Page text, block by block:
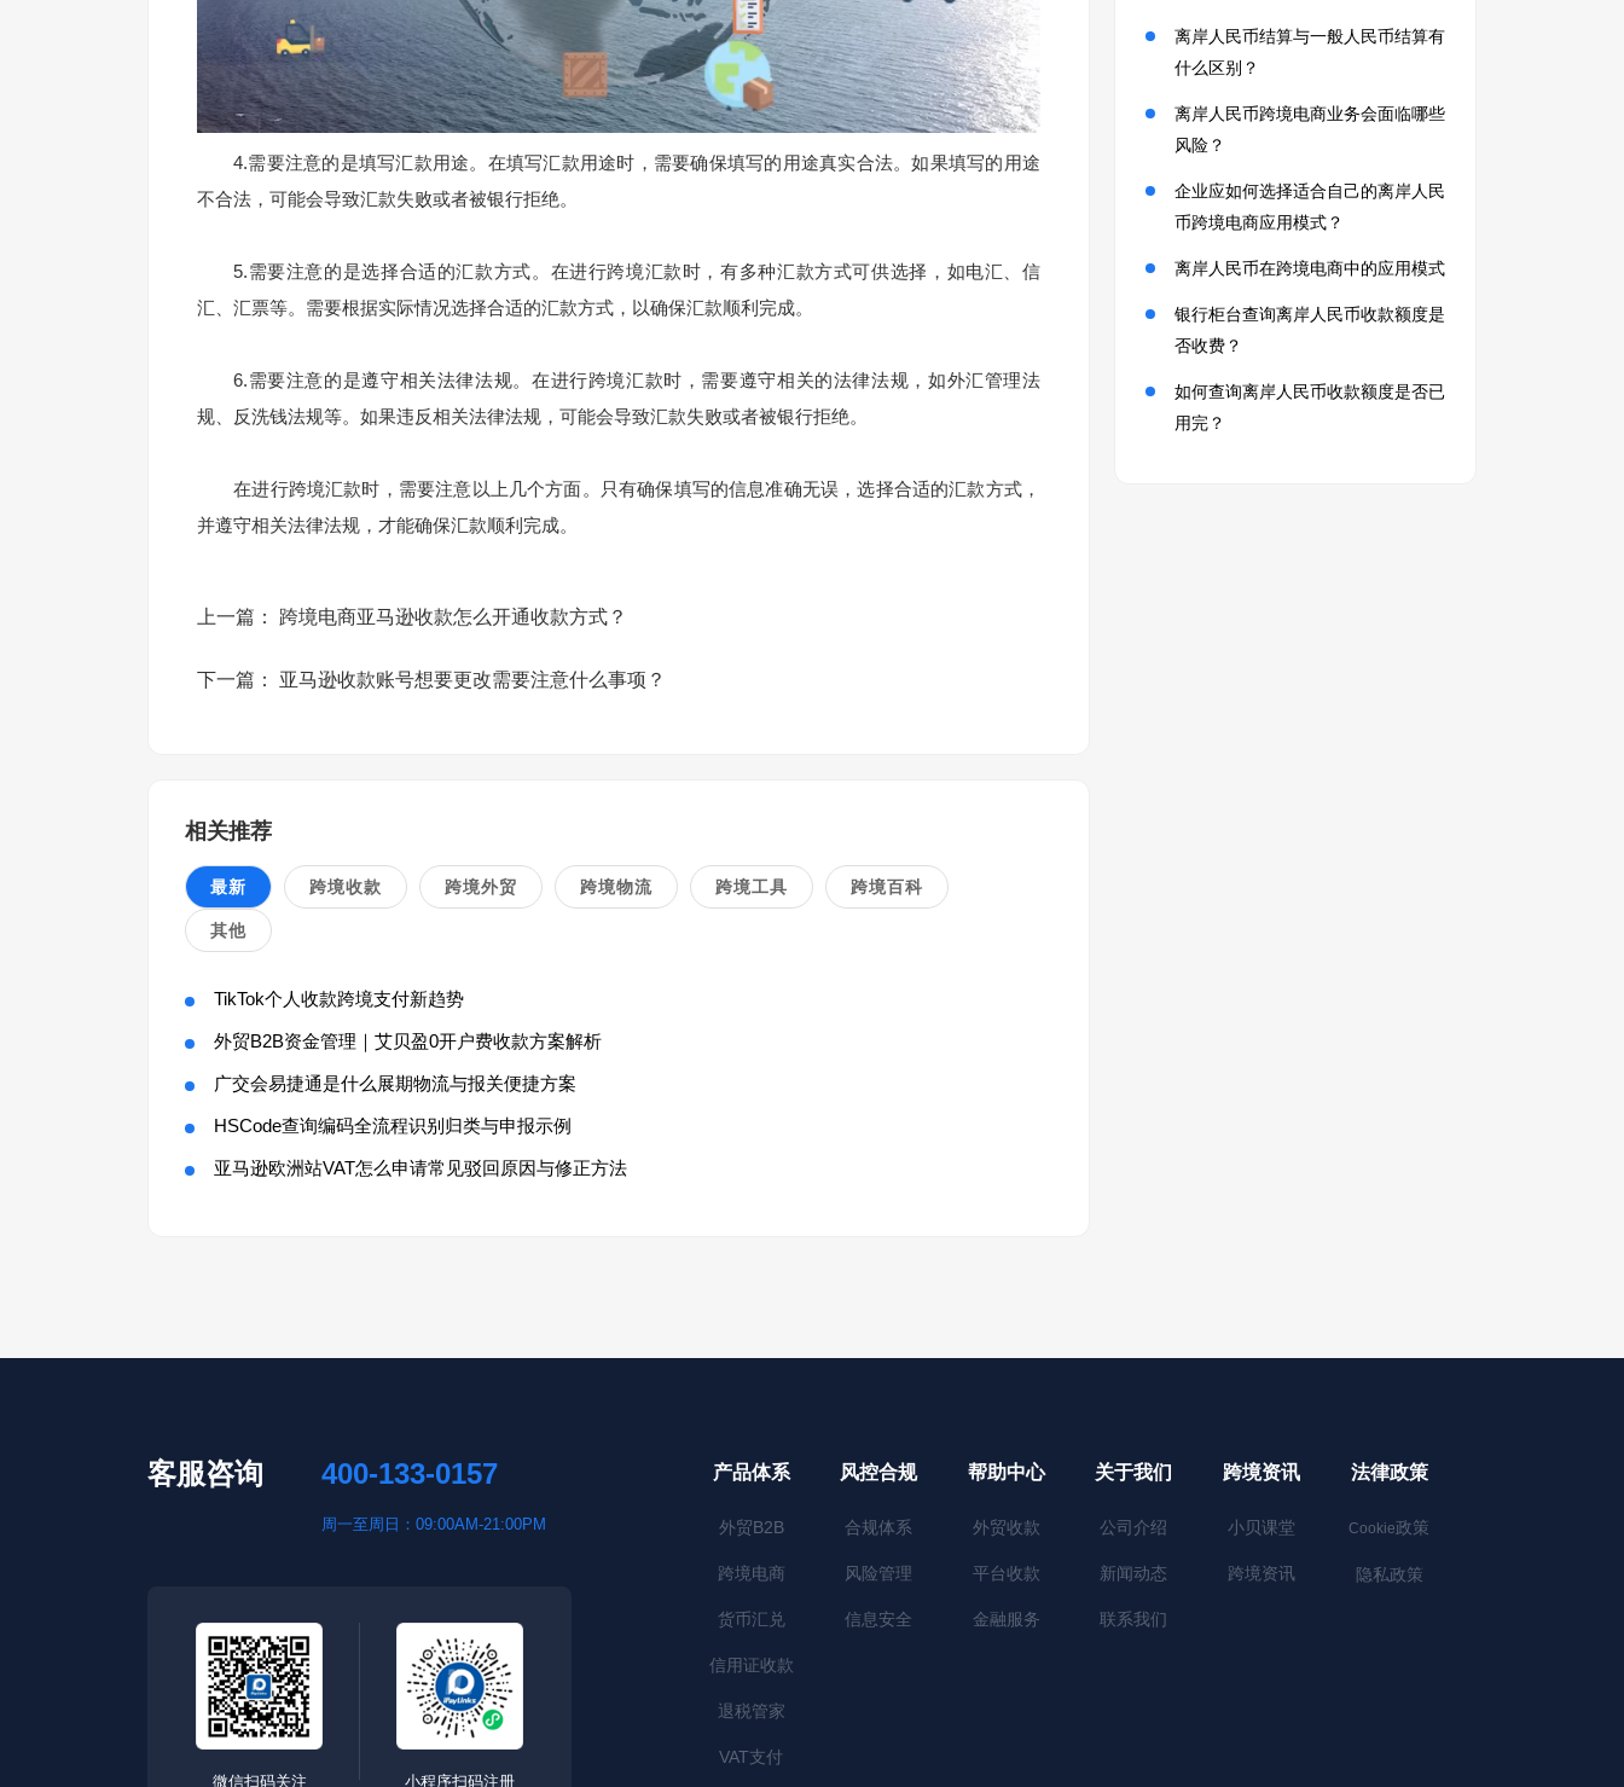
4.需要注意的是填写汇款用途。在填写汇款用途时，需要确保填写的用途真实合法。如果填写的用途
不合法，可能会导致汇款失败或者被银行拒绝。
5.需要注意的是选择合适的汇款方式。在进行跨境汇款时，有多种汇款方式可供选择，如电汇、信
汇、汇票等。需要根据实际情况选择合适的汇款方式，以确保汇款顺利完成。
6.需要注意的是遵守相关法律法规。在进行跨境汇款时，需要遵守相关的法律法规，如外汇管理法
规、反洗钱法规等。如果违反相关法律法规，可能会导致汇款失败或者被银行拒绝。
在进行跨境汇款时，需要注意以上几个方面。只有确保填写的信息准确无误，选择合适的汇款方式，
并遵守相关法律法规，才能确保汇款顺利完成。
上一篇： 跨境电商亚马逊收款怎么开通收款方式？
下一篇： 亚马逊收款账号想要更改需要注意什么事项？
相关推荐
最新 跨境收款 跨境外贸 跨境物流 跨境工具 跨境百科
其他
TikTok个人收款跨境支付新趋势
外贸B2B资金管理｜艾贝盈0开户费收款方案解析
广交会易捷通是什么展期物流与报关便捷方案
HSCode查询编码全流程识别归类与申报示例
亚马逊欧洲站VAT怎么申请常见驳回原因与修正方法
离岸人民币结算与一般人民币结算有
什么区别？
离岸人民币跨境电商业务会面临哪些
风险？
企业应如何选择适合自己的离岸人民
币跨境电商应用模式？
离岸人民币在跨境电商中的应用模式
银行柜台查询离岸人民币收款额度是
否收费？
如何查询离岸人民币收款额度是否已
用完？
客服咨询 400-133-0157
周一至周日：09:00AM-21:00PM
微信扫码关注 小程序扫码注册
产品体系
外贸B2B
跨境电商
货币汇兑
信用证收款
退税管家
VAT支付
风控合规
合规体系
风险管理
信息安全
帮助中心
外贸收款
平台收款
金融服务
关于我们
公司介绍
新闻动态
联系我们
跨境资讯
小贝课堂
跨境资讯
法律政策
Cookie政策
隐私政策